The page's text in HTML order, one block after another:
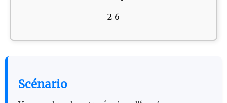
2-6
Scénario